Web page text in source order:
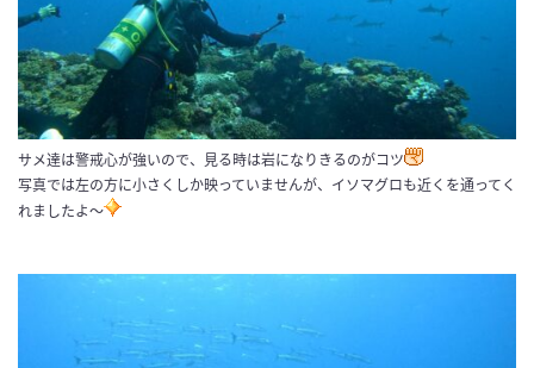
サメ達は警戒心が強いので、見る時は岩になりきるのがコツ
写真では左の方に小さくしか映っていませんが、イソマグロも近くを通ってく
れましたよ～